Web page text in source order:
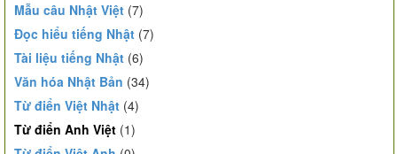
Mẫu câu Nhật Việt (7)
Đọc hiểu tiếng Nhật (7)
Tài liệu tiếng Nhật (6)
Văn hóa Nhật Bản (34)
Từ điển Việt Nhật (4)
Từ điển Anh Việt (1)